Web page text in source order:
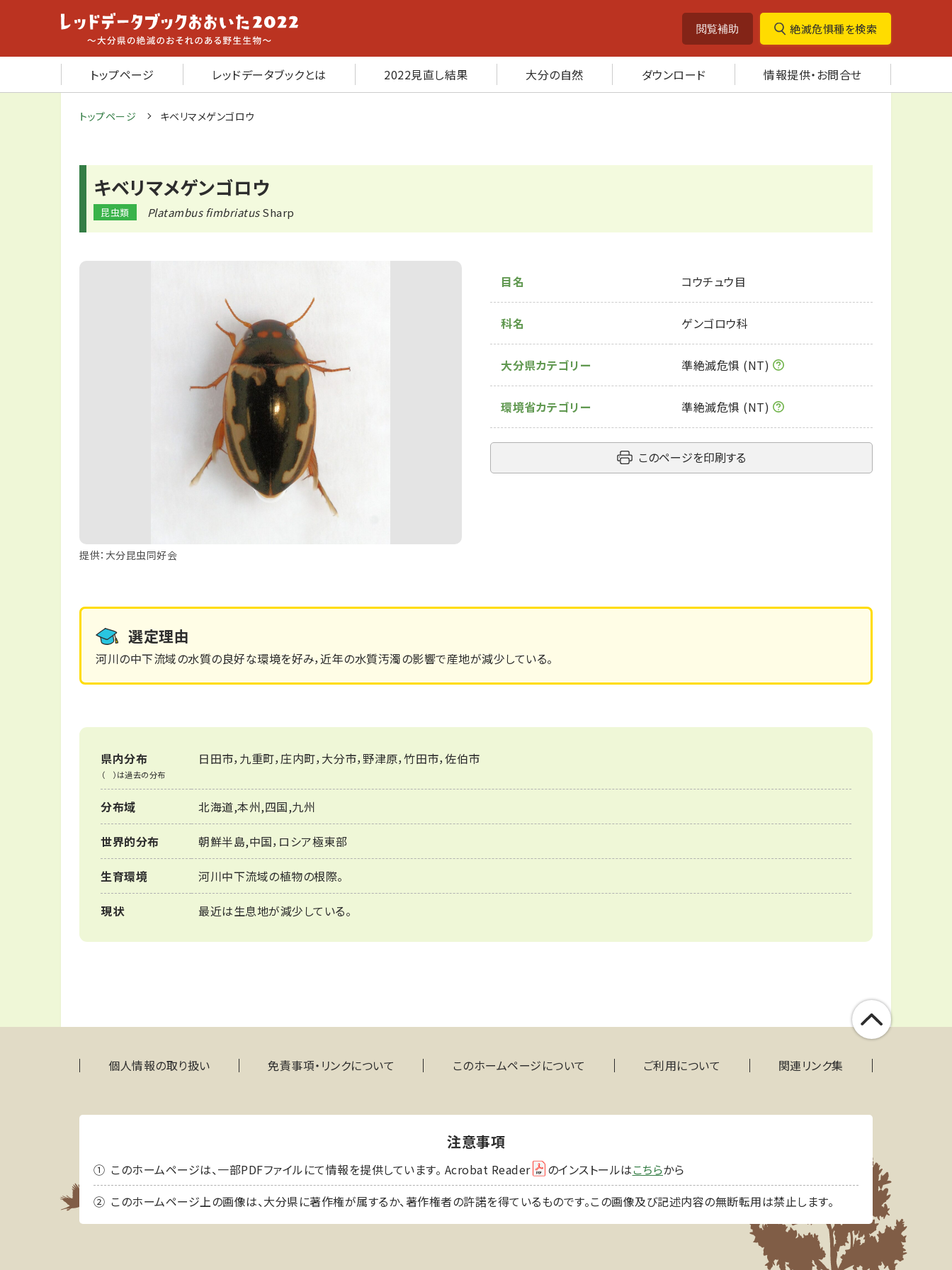
閲覧補助 絶滅危惧種を検索
トップページ レッドデータブックとは 2022見直し結果 大分の自然 ダウンロード 情報提供・お問合せ
トップページ キベリマメゲンゴロウ
キベリマメゲンゴロウ
昆虫類 Platambus fimbriatusSharp
提供：大分昆虫同好会
目名 コウチュウ目
科名 ゲンゴロウ科
大分県カテゴリー 準絶滅危惧 (NT)
環境省カテゴリー 準絶滅危惧 (NT)
このページを印刷する
選定理由
河川の中下流域の水質の良好な環境を好み，近年の水質汚濁の影響で産地が減少している。
県内分布
（ ）は過去の分布
日田市，九重町，庄内町，大分市，野津原，竹田市，佐伯市
分布域 北海道,本州,四国,九州
世界的分布 朝鮮半島,中国，ロシア極東部
生育環境 河川中下流域の植物の根際。
現状 最近は生息地が減少している。
個人情報の取り扱い 免責事項・リンクについて このホームページについて ご利用について 関連リンク集
注意事項
このホームページは、一部PDFファイルにて情報を提供しています。 Acrobat Reader のインストールはこちらから
このホームページ上の画像は、大分県に著作権が属するか、著作権者の許諾を得ているものです。この画像及び記述内容の無断転用は禁止します。